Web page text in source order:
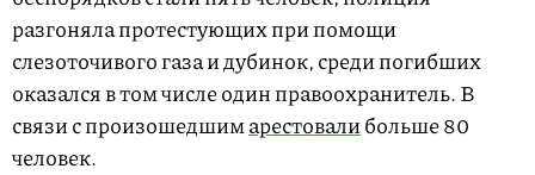
разгоняла протестующих при помощи
слезоточивого газа и дубинок, среди погибших
оказался в том числе один правоохранитель. В
связи с произошедшимарестовалибольше 80
человек.